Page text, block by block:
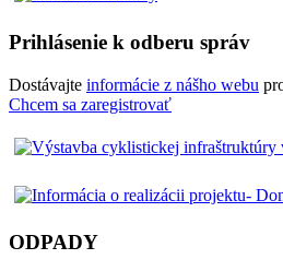
Prihlásenie k odberu správ
Dostávajte informácie z nášho webu
Chcem sa zaregistrovať
ODPADY